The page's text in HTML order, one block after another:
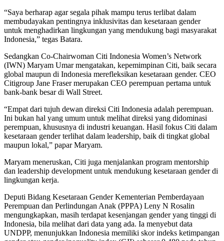
“Saya berharap agar segala pihak mampu terus terlibat dalam
membudayakan pentingnya inklusivitas dan kesetaraan gender
untuk menghadirkan lingkungan yang mendukung bagi masyarakat
Indonesia,” tegas Batara.
Sedangkan Co-Chairwoman Citi Indonesia Women’s Network
(IWN) Maryam Umar mengatakan, kepemimpinan Citi, baik secara
global maupun di Indonesia merefleksikan kesetaraan gender. CEO
Citigroup Jane Fraser merupakan CEO perempuan pertama untuk
bank-bank besar di Wall Street.
“Empat dari tujuh dewan direksi Citi Indonesia adalah perempuan.
Ini bukan hal yang umum untuk melihat direksi yang didominasi
perempuan, khususnya di industri keuangan. Hasil fokus Citi dalam
kesetaraan gender terlihat dalam leadership, baik di tingkat global
maupun lokal,” papar Maryam.
Maryam meneruskan, Citi juga menjalankan program mentorship
dan leadership development untuk mendukung kesetaraan gender di
lingkungan kerja.
Deputi Bidang Kesetaraan Gender Kementerian Pemberdayaan
Perempuan dan Perlindungan Anak (PPPA) Leny N Rosalin
mengungkapkan, masih terdapat kesenjangan gender yang tinggi di
Indonesia, bila melihat dari data yang ada. Ia menyebut data
UNDPP, menunjukkan Indonesia memiliki skor indeks ketimpangan